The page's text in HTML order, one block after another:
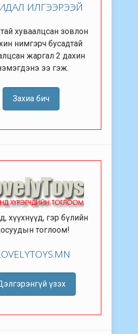
ИЛГЭЭРЭЭЙ
хуваалцсан зовлон
нимгэрч бусадтай
жаргал 2 дахин
ээ гэж.
Захиа бич
хүүхнүүд, гэр бүлийн
тоглоом!
үзэх